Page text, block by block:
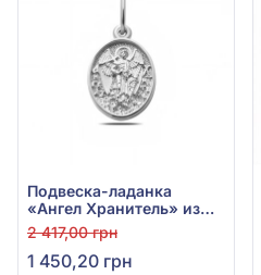
Подвеска-ладанка
«Ангел Хранитель» из
серебра 925° без
вставки, арт. 36036р
2 417,00 грн
1 450,20 грн